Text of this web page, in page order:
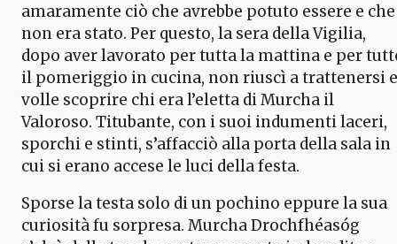
amaramente ciò che avrebbe potuto essere e che
non era stato. Per questo, la sera della Vigilia,
dopo aver lavorato per tutta la mattina e per
il pomeriggio in cucina, non riuscì a trattenersi e
volle scoprire chi era l’eletta di Murcha il
Valoroso. Titubante, con i suoi indumenti laceri,
sporchi e stinti, s’affacciò alla porta della sala in
cui si erano accese le luci della festa.
Sporse la testa solo di un pochino eppure la sua
curiosità fu sorpresa. Murcha Drochfhéasóg